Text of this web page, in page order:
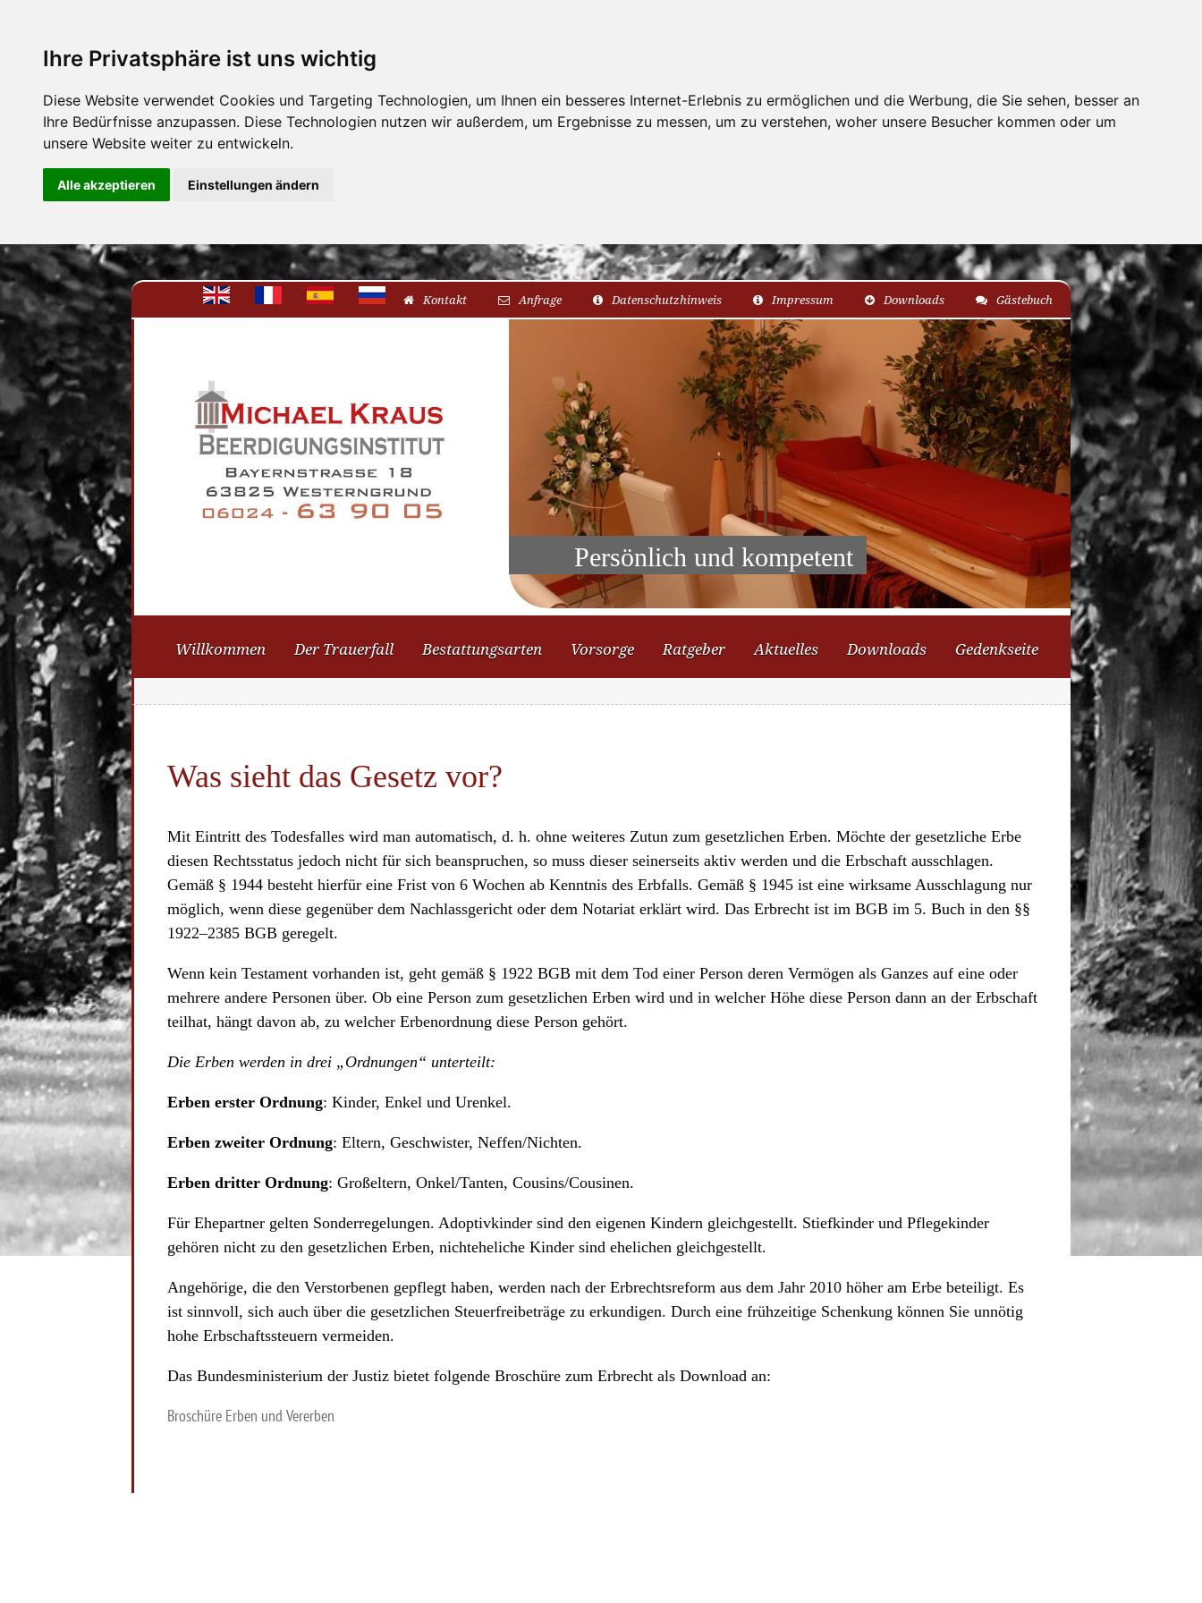
Ihre Privatsphäre ist uns wichtig
Diese Website verwendet Cookies und Targeting Technologien, um Ihnen ein besseres Internet-Erlebnis zu ermöglichen und die Werbung, die Sie sehen, besser an
Ihre Bedürfnisse anzupassen. Diese Technologien nutzen wir außerdem, um Ergebnisse zu messen, um zu verstehen, woher unsere Besucher kommen oder um
unsere Website weiter zu entwickeln.
Alle akzeptieren Einstellungen ändern
Kontakt Anfrage Datenschutzhinweis Impressum Downloads Gästebuch
Persönlich und kompetent
Willkommen Der Trauerfall Bestattungsarten Vorsorge Ratgeber Aktuelles Downloads Gedenkseite
Was sieht das Gesetz vor?
Mit Eintritt des Todesfalles wird man automatisch, d. h. ohne weiteres Zutun zum gesetzlichen Erben. Möchte der gesetzliche Erbe
diesen Rechtsstatus jedoch nicht für sich beanspruchen, so muss dieser seinerseits aktiv werden und die Erbschaft ausschlagen.
Gemäß § 1944 besteht hierfür eine Frist von 6 Wochen ab Kenntnis des Erbfalls. Gemäß § 1945 ist eine wirksame Ausschlagung nur
möglich, wenn diese gegenüber dem Nachlassgericht oder dem Notariat erklärt wird. Das Erbrecht ist im BGB im 5. Buch in den §§
1922–2385 BGB geregelt.
Wenn kein Testament vorhanden ist, geht gemäß § 1922 BGB mit dem Tod einer Person deren Vermögen als Ganzes auf eine oder
mehrere andere Personen über. Ob eine Person zum gesetzlichen Erben wird und in welcher Höhe diese Person dann an der Erbschaft
teilhat, hängt davon ab, zu welcher Erbenordnung diese Person gehört.
Die Erben werden in drei „Ordnungen“ unterteilt:
Erben erster Ordnung: Kinder, Enkel und Urenkel.
Erben zweiter Ordnung: Eltern, Geschwister, Neffen/Nichten.
Erben dritter Ordnung: Großeltern, Onkel/Tanten, Cousins/Cousinen.
Für Ehepartner gelten Sonderregelungen. Adoptivkinder sind den eigenen Kindern gleichgestellt. Stiefkinder und Pflegekinder
gehören nicht zu den gesetzlichen Erben, nichteheliche Kinder sind ehelichen gleichgestellt.
Angehörige, die den Verstorbenen gepflegt haben, werden nach der Erbrechtsreform aus dem Jahr 2010 höher am Erbe beteiligt. Es
ist sinnvoll, sich auch über die gesetzlichen Steuerfreibeträge zu erkundigen. Durch eine frühzeitige Schenkung können Sie unnötig
hohe Erbschaftssteuern vermeiden.
Das Bundesministerium der Justiz bietet folgende Broschüre zum Erbrecht als Download an:
Broschüre Erben und Vererben